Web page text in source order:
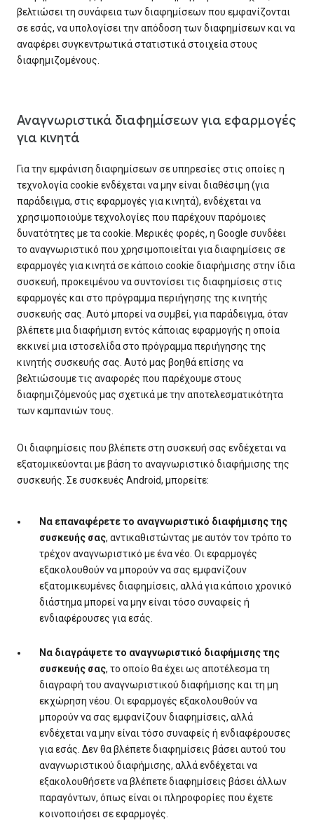
βελτιώσει τη συνάφεια των διαφημίσεων που εμφανίζονται
σε εσάς, να υπολογίσει την απόδοση των διαφημίσεων και να
αναφέρει συγκεντρωτικά στατιστικά στοιχεία στους
διαφημιζομένους.
Αναγνωριστικά διαφημίσεων για εφαρμογές
για κινητά
Για την εμφάνιση διαφημίσεων σε υπηρεσίες στις οποίες η
τεχνολογία cookie ενδέχεται να μην είναι διαθέσιμη (για
παράδειγμα, στις εφαρμογές για κινητά), ενδέχεται να
χρησιμοποιούμε τεχνολογίες που παρέχουν παρόμοιες
δυνατότητες με τα cookie. Μερικές φορές, η Google συνδέει
το αναγνωριστικό που χρησιμοποιείται για διαφημίσεις σε
εφαρμογές για κινητά σε κάποιο cookie διαφήμισης στην ίδια
συσκευή, προκειμένου να συντονίσει τις διαφημίσεις στις
εφαρμογές και στο πρόγραμμα περιήγησης της κινητής
συσκευής σας. Αυτό μπορεί να συμβεί, για παράδειγμα, όταν
βλέπετε μια διαφήμιση εντός κάποιας εφαρμογής η οποία
εκκινεί μια ιστοσελίδα στο πρόγραμμα περιήγησης της
κινητής συσκευής σας. Αυτό μας βοηθά επίσης να
βελτιώσουμε τις αναφορές που παρέχουμε στους
διαφημιζόμενούς μας σχετικά με την αποτελεσματικότητα
των καμπανιών τους.
Οι διαφημίσεις που βλέπετε στη συσκευή σας ενδέχεται να
εξατομικεύονται με βάση το αναγνωριστικό διαφήμισης της
συσκευής. Σε συσκευές Android, μπορείτε:
Να επαναφέρετε το αναγνωριστικό διαφήμισης της
συσκευής σας, αντικαθιστώντας με αυτόν τον τρόπο το
τρέχον αναγνωριστικό με ένα νέο. Οι εφαρμογές
εξακολουθούν να μπορούν να σας εμφανίζουν
εξατομικευμένες διαφημίσεις, αλλά για κάποιο χρονικό
διάστημα μπορεί να μην είναι τόσο συναφείς ή
ενδιαφέρουσες για εσάς.
Να διαγράψετε το αναγνωριστικό διαφήμισης της
συσκευής σας, το οποίο θα έχει ως αποτέλεσμα τη
διαγραφή του αναγνωριστικού διαφήμισης και τη μη
εκχώρηση νέου. Οι εφαρμογές εξακολουθούν να
μπορούν να σας εμφανίζουν διαφημίσεις, αλλά
ενδέχεται να μην είναι τόσο συναφείς ή ενδιαφέρουσες
για εσάς. Δεν θα βλέπετε διαφημίσεις βάσει αυτού του
αναγνωριστικού διαφήμισης, αλλά ενδέχεται να
εξακολουθήσετε να βλέπετε διαφημίσεις βάσει άλλων
παραγόντων, όπως είναι οι πληροφορίες που έχετε
κοινοποιήσει σε εφαρμογές.